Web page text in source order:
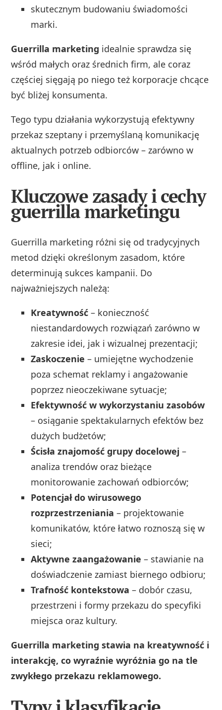
skutecznym budowaniu świadomości
marki.
Guerrilla marketing idealnie sprawdza się
wśród małych oraz średnich firm, ale coraz
częściej sięgają po niego też korporacje chcące
być bliżej konsumenta.
Tego typu działania wykorzystują efektywny
przekaz szeptany i przemyślaną komunikację
aktualnych potrzeb odbiorców – zarówno w
offline, jak i online.
Kluczowe zasady i cechy
guerrilla marketingu
Guerrilla marketing różni się od tradycyjnych
metod dzięki określonym zasadom, które
determinują sukces kampanii. Do
najważniejszych należą:
Kreatywność – konieczność
niestandardowych rozwiązań zarówno w
zakresie idei, jak i wizualnej prezentacji;
Zaskoczenie – umiejętne wychodzenie
poza schemat reklamy i angażowanie
poprzez nieoczekiwane sytuacje;
Efektywność w wykorzystaniu zasobów
– osiąganie spektakularnych efektów bez
dużych budżetów;
Ścisła znajomość grupy docelowej –
analiza trendów oraz bieżące
monitorowanie zachowań odbiorców;
Potencjał do wirusowego
rozprzestrzeniania – projektowanie
komunikatów, które łatwo roznoszą się w
sieci;
Aktywne zaangażowanie – stawianie na
doświadczenie zamiast biernego odbioru;
Trafność kontekstowa – dobór czasu,
przestrzeni i formy przekazu do specyfiki
miejsca oraz kultury.
Guerrilla marketing stawia na kreatywność i
interakcję, co wyraźnie wyróżnia go na tle
zwykłego przekazu reklamowego.